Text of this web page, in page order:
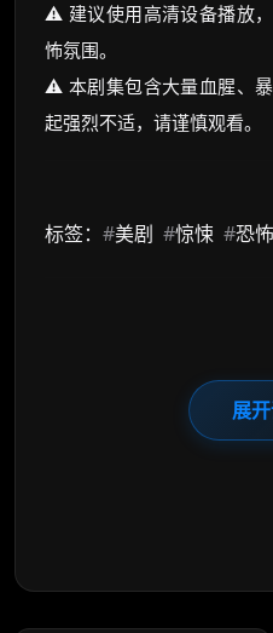
⚠️ 建议使用高清设备播放
怖氛围。
⚠️ 本剧集包含大量血腥、
起强烈不适，请谨慎观看。
标签： #美剧 #惊悚 #恐怖
展